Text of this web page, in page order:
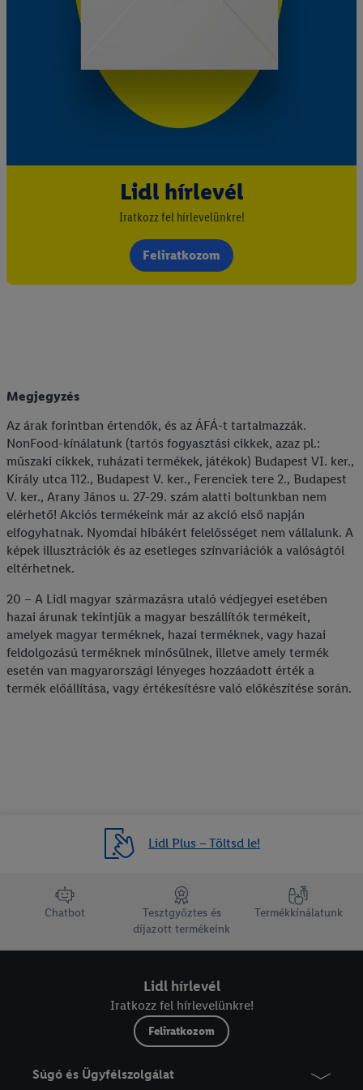
Lidl hírlevél
Iratkozz fel hírlevelünkre!
Feliratkozom
Megjegyzés
Az árak forintban értendők, és az ÁFÁ-t tartalmazzák.
NonFood-kínálatunk (tartós fogyasztási cikkek, azaz pl.:
műszaki cikkek, ruházati termékek, játékok) Budapest VI. ker.,
Király utca 112., Budapest V. ker., Ferenciek tere 2., Budapest
V. ker., Arany János u. 27-29. szám alatti boltunkban nem
elérhető! Akciós termékeink már az akció első napján
elfogyhatnak. Nyomdai hibákért felelősséget nem vállalunk. A
képek illusztrációk és az esetleges színvariációk a valóságtól
eltérhetnek.
20 – A Lidl magyar származásra utaló védjegyei esetében
hazai árunak tekintjük a magyar beszállítók termékeit,
amelyek magyar terméknek, hazai terméknek, vagy hazai
feldolgozású terméknek minősülnek, illetve amely termék
esetén van magyarországi lényeges hozzáadott érték a
termék előállítása, vagy értékesítésre való előkészítése során.
Lidl Plus – Töltsd le!
lábléc navigáció
Chatbot
Tesztgyőztes és
díjazott termékeink
Termékkínálatunk
Lidl hírlevél
Iratkozz fel hírlevelünkre!
Feliratkozom
Súgó és Ügyfélszolgálat